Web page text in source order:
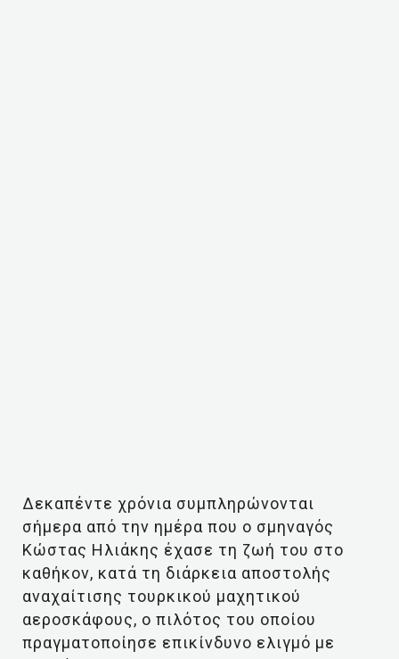
Δεκαπέντε χρόνια συμπληρώνονται
σήμερα από την ημέρα που ο σμηναγός
Κώστας Ηλιάκης έχασε τη ζωή του στο
καθήκον, κατά τη διάρκεια αποστολής
αναχαίτισης τουρκικού μαχητικού
αεροσκάφους, ο πιλότος του οποίου
πραγματοποίησε επικίνδυνο ελιγμό με